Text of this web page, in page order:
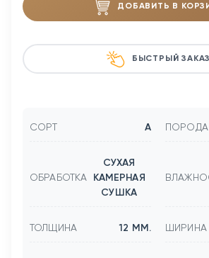
ДОБАВИТЬ В
БЫСТРЫЙ ЗАКАЗ
СОРТ А
ОБРАБОТКА
СУХАЯ
КАМЕРНАЯ
СУШКА
ТОЛЩИНА 12 ММ. ШИРИНА